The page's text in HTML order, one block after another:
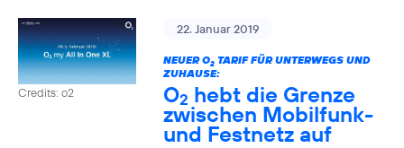
Credits: o2
22. Januar 2019
NEUER O2TARIF FÜR UNTERWEGS UND
ZUHAUSE:
O2 hebt die Grenze
zwischen Mobilfunk-
und Festnetz auf